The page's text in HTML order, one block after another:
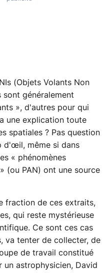
(Objets Volants Non
sont généralement
», d'autres pour qui
une explication toute
spatiales ? Pas question
d'œil, même si dans
« phénomènes
(ou PAN) ont une source
fraction de ces extraits,
qui reste mystérieuse
Ce sont ces cas
va tenter de collecter, de
de travail constitué
astrophysicien, David